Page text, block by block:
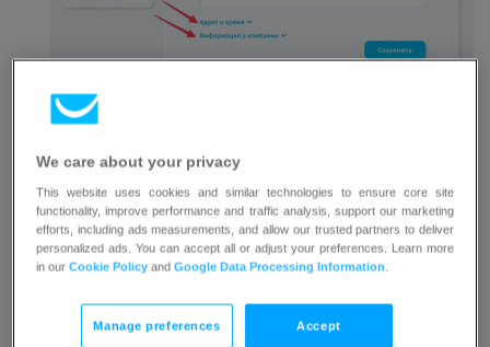
Нажмите
Примечание: Всеклиентыиз ЕС, которые не
предоставили VAT ID (НДС) при регистрации,
облагаются НДСв соответствии с их страной.
Все клиенты из Польши
, независимо от того, указали
они VAT ID (NIP) в профиле или нет,облагаются 23%
We care about your privacy
This website uses cookies and similar technologies to ensure core site
functionality, improve performance and traffic analysis, support our marketing
efforts, including ads measurements, and allow our trusted partners to deliver
personalized ads. You can accept all or adjust your preferences. Learn more
in ourCookie Policy andGoogle Data Processing Information.
Manage preferences Accept